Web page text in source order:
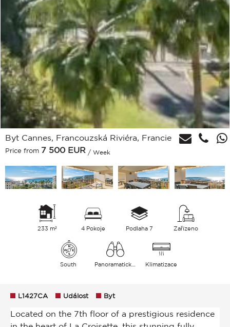
Byt Cannes, Francouzská Riviéra, Francie
Price from 7 500 EUR / Week
233 m² 4 Pokoje Podlaha 7 Zařízeno
South Klimatizace
L1427CA Událost Byt